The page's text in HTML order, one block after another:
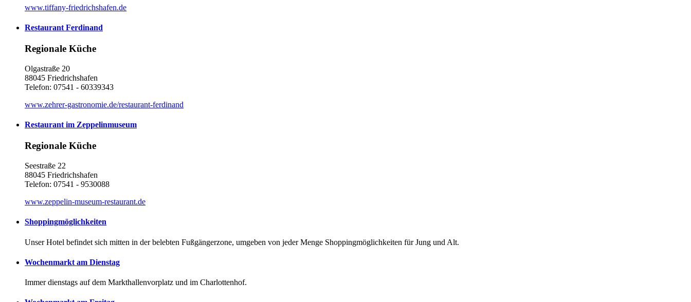
www.tiffany-friedrichshafen.de
Restaurant Ferdinand
Regionale Küche
Olgastraße 20
88045 Friedrichshafen
Telefon: 07541 - 60339343
www.zehrer-gastronomie.de/restaurant-ferdinand
Restaurant im Zeppelinmuseum
Regionale Küche
Seestraße 22
88045 Friedrichshafen
Telefon: 07541 - 9530088
www.zeppelin-museum-restaurant.de
Shoppingmöglichkeiten
Unser Hotel befindet sich mitten in der belebten Fußgängerzone, umgeben von jeder Menge Shoppingmöglichkeiten für Jung und Alt.
Wochenmarkt am Dienstag
Immer dienstags auf dem Markthallenvorplatz und im Charlottenhof.